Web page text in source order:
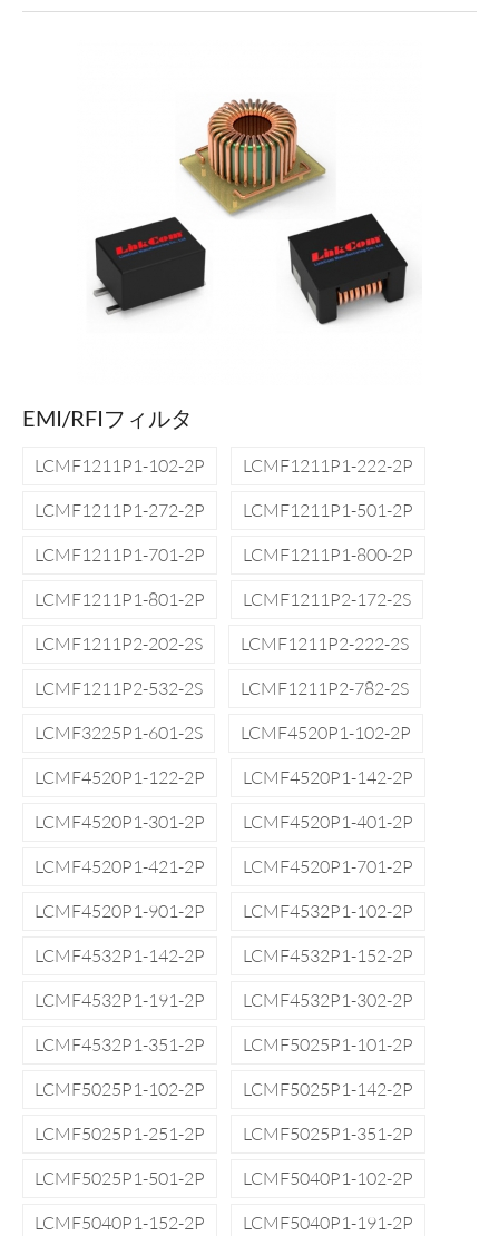
EMI/RFIフィルタ
LCMF1211P1-102-2P
LCMF1211P1-222-2P
LCMF1211P1-272-2P
LCMF1211P1-501-2P
LCMF1211P1-701-2P
LCMF1211P1-800-2P
LCMF1211P1-801-2P
LCMF1211P2-172-2S
LCMF1211P2-202-2S
LCMF1211P2-222-2S
LCMF1211P2-532-2S
LCMF1211P2-782-2S
LCMF3225P1-601-2S
LCMF4520P1-102-2P
LCMF4520P1-122-2P
LCMF4520P1-142-2P
LCMF4520P1-301-2P
LCMF4520P1-401-2P
LCMF4520P1-421-2P
LCMF4520P1-701-2P
LCMF4520P1-901-2P
LCMF4532P1-102-2P
LCMF4532P1-142-2P
LCMF4532P1-152-2P
LCMF4532P1-191-2P
LCMF4532P1-302-2P
LCMF4532P1-351-2P
LCMF5025P1-101-2P
LCMF5025P1-102-2P
LCMF5025P1-142-2P
LCMF5025P1-251-2P
LCMF5025P1-351-2P
LCMF5025P1-501-2P
LCMF5040P1-102-2P
LCMF5040P1-152-2P
LCMF5040P1-191-2P